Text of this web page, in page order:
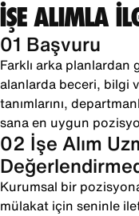
İŞE ALIMLA
01 Başvuru
Farklı arka
alanlarda beceri, bilgi
tanımlarını,
sana en uygun
02 İşe Alım
Kurumsal bir
mülakat için seninle